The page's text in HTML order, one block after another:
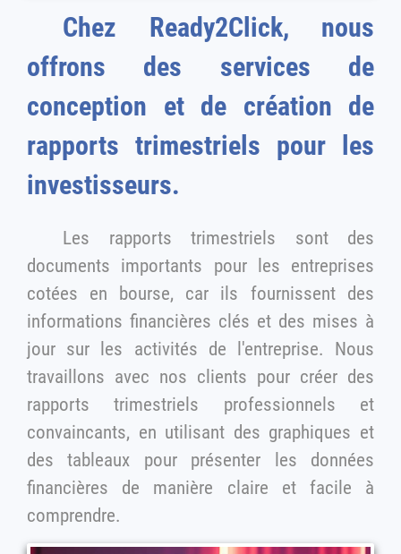
Chez Ready2Click, nous
offrons des services de
conception et de création de
rapports trimestriels pour les
investisseurs.
Les rapports trimestriels sont des
documents importants pour les entreprises
cotées en bourse, car ils fournissent des
informations financières clés et des mises à
jour sur les activités de l'entreprise. Nous
travaillons avec nos clients pour créer des
rapports trimestriels professionnels et
convaincants, en utilisant des graphiques et
des tableaux pour présenter les données
financières de manière claire et facile à
comprendre.